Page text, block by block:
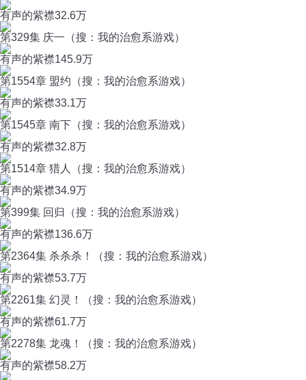
有声的紫襟32.6万
第329集 庆一（搜：我的治愈系游戏）
有声的紫襟145.9万
第1554章 盟约（搜：我的治愈系游戏）
有声的紫襟33.1万
第1545章 南下（搜：我的治愈系游戏）
有声的紫襟32.8万
第1514章 猎人（搜：我的治愈系游戏）
有声的紫襟34.9万
第399集 回归（搜：我的治愈系游戏）
有声的紫襟136.6万
第2364集 杀杀杀！（搜：我的治愈系游戏）
有声的紫襟53.7万
第2261集 幻灵！（搜：我的治愈系游戏）
有声的紫襟61.7万
第2278集 龙魂！（搜：我的治愈系游戏）
有声的紫襟58.2万